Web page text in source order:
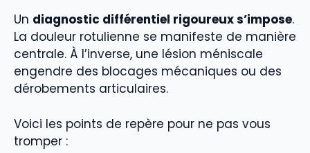
Un diagnostic différentiel rigoureux s’impose.
La douleur rotulienne se manifeste de manière
centrale. À l’inverse, une lésion méniscale
engendre des blocages mécaniques ou des
dérobements articulaires.
Voici les points de repère pour ne pas vous
tromper :